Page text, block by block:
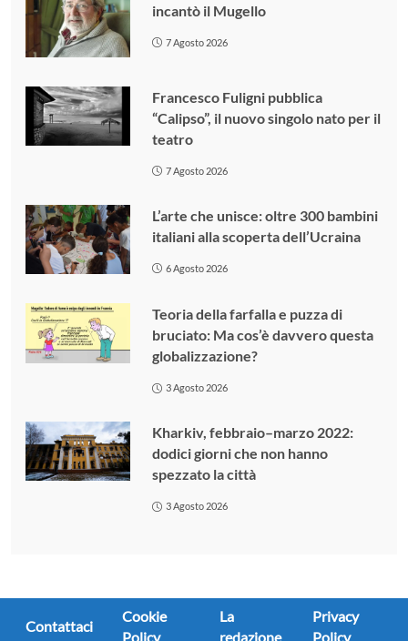
incantò il Mugello
7 Agosto 2026
Francesco Fuligni pubblica
“Calipso”, il nuovo singolo nato per il
teatro
7 Agosto 2026
L’arte che unisce: oltre 300 bambini
italiani alla scoperta dell’Ucraina
6 Agosto 2026
Teoria della farfalla e puzza di
bruciato: Ma cos’è davvero questa
globalizzazione?
3 Agosto 2026
Kharkiv, febbraio–marzo 2022:
dodici giorni che non hanno
spezzato la città
3 Agosto 2026
Contattaci
Cookie
Policy
La
redazione
Privacy
Policy